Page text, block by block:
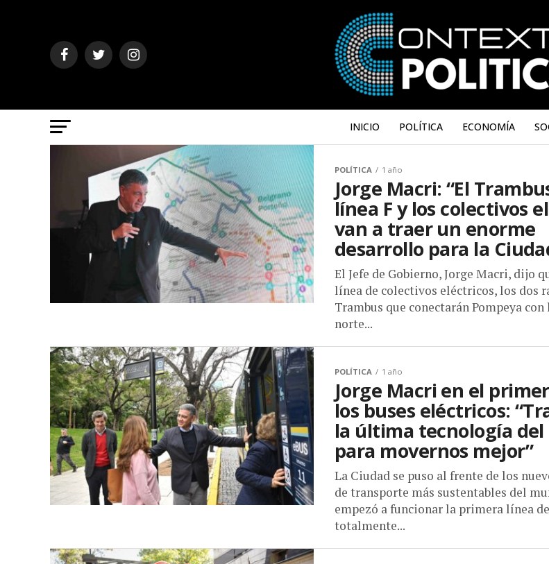
INICIO POLÍTICA ECONOMÍA
POLÍTICA 1 año
Jorge Macri: “El
línea F y los colectivos
van a traer un enorme
desarrollo para la
El Jefe de Gobierno, Jorge Macri, dijo
línea de colectivos eléctricos, los dos
Trambus que conectarán Pompeya con
norte...
POLÍTICA 1 año
Jorge Macri en el
los buses eléctricos:
la última tecnología
para movernos mejor”
La Ciudad se puso al frente de los
de transporte más sustentables del
empezó a funcionar la primera línea
totalmente...